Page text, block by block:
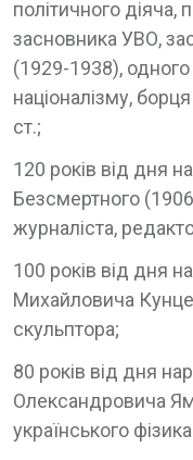
політичного діяча,
засновника УВО,
(1929-1938), одного
націоналізму,
ст.;
120 років від дня
Безсмертного
журналіста,
100 років від дня
Михайловича
скульптора;
80 років від дня
Олександровича
українського